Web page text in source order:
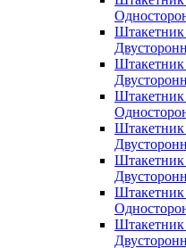
Штакетник
Штакетник
Штакетник
Штакетник
Штакетник
Штакетник
Штакетник